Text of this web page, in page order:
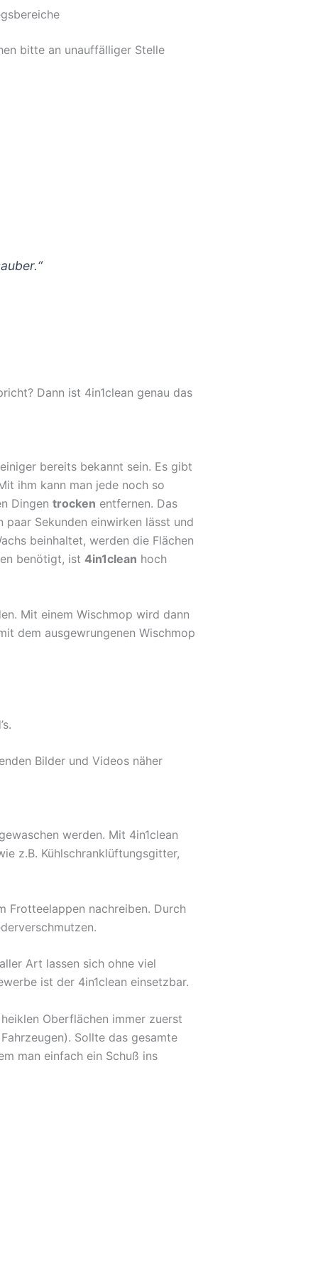
bitte an unauffälliger Stelle
Dann ist 4in1clean genau das
bereits bekannt sein. Es gibt
ihm kann man jede noch so
Dingen trocken entfernen. Das
Sekunden einwirken lässt und
beinhaltet, werden die Flächen
benötigt, ist 4in1clean hoch
Mit einem Wischmop wird dann
dem ausgewrungenen Wischmop
Bilder und Videos näher
werden. Mit 4in1clean
z.B. Kühlschranklüftungsgitter,
nachreiben. Durch
Art lassen sich ohne viel
ist der 4in1clean einsetzbar.
Oberflächen immer zuerst
Sollte das gesamte
man einfach ein Schuß ins